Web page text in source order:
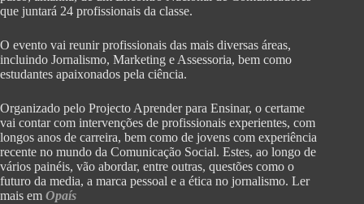
que juntará 24 profissionais da classe.
O evento vai reunir profissionais das mais diversas áreas,
incluindo Jornalismo, Marketing e Assessoria, bem como
estudantes apaixonados pela ciência.
Organizado pelo Projecto Aprender para Ensinar, o certame
vai contar com intervenções de profissionais experientes, com
longos anos de carreira, bem como de jovens com experiência
recente no mundo da Comunicação Social. Estes, ao longo de
vários painéis, vão abordar, entre outras, questões como o
futuro da media, a marca pessoal e a ética no jornalismo. Ler
mais em Opaís